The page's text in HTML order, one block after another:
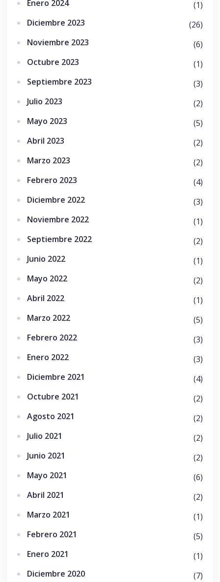
Enero 2024
(1)
Diciembre 2023
(26)
Noviembre 2023
(6)
Octubre 2023
(1)
Septiembre 2023
(3)
Julio 2023
(2)
Mayo 2023
(5)
Abril 2023
(2)
Marzo 2023
(2)
Febrero 2023
(4)
Diciembre 2022
(3)
Noviembre 2022
(1)
Septiembre 2022
(2)
Junio 2022
(1)
Mayo 2022
(2)
Abril 2022
(1)
Marzo 2022
(5)
Febrero 2022
(3)
Enero 2022
(3)
Diciembre 2021
(4)
Octubre 2021
(2)
Agosto 2021
(2)
Julio 2021
(2)
Junio 2021
(2)
Mayo 2021
(6)
Abril 2021
(2)
Marzo 2021
(1)
Febrero 2021
(5)
Enero 2021
(1)
Diciembre 2020
(7)